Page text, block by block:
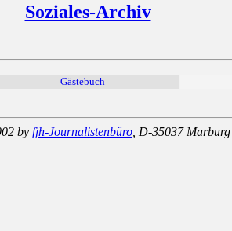
Soziales-Archiv
Gästebuch
by fjh-Journalistenbüro, D-35037 Marburg